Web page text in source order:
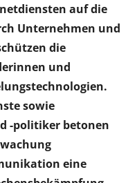
auf die
Unternehmen und
die
und
sowie
-politiker betonen
eine